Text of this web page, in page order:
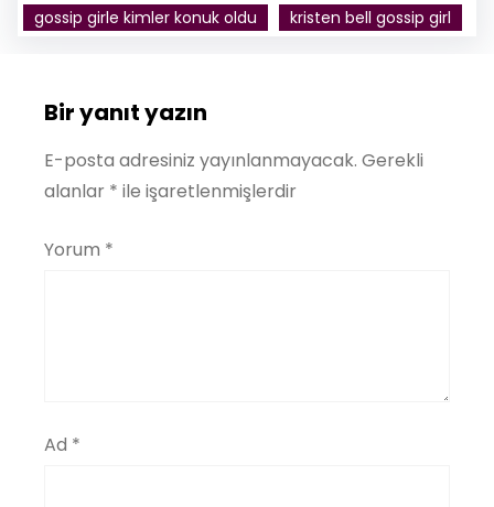
gossip girle kimler konuk oldu
kristen bell gossip girl
Bir yanıt yazın
E-posta adresiniz yayınlanmayacak. Gerekli
alanlar * ile işaretlenmişlerdir
Yorum *
Ad *